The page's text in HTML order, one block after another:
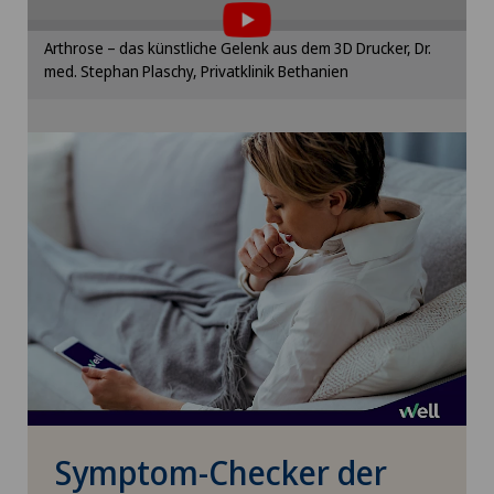
Handchirurgie
Hepatobiliärchirurgie (Leberchirurgie)
Hernien (Leistenbrüche)
Homöopathie
Hornhauterkrankungen
Hornhauttransplantation
Hornhautverkrümmung (Astigmatismus)
Xundheitszentrum
Xundheitszentrum Beromünster
Xundheitszentrum Egerkingen
Xundheitszentrum Escholzmatt
Xundheitszentrum Grindelwald
Xundheitszentrum Reinach
zustimmen.
Bitte aktivieren Sie die entsprechende Option in
den Cookie-Einstellungen.
Arthrose – das künstliche Gelenk aus dem 3D Drucker, Dr.
med. Stephan Plaschy, Privatklinik Bethanien
Symptom-Checker der